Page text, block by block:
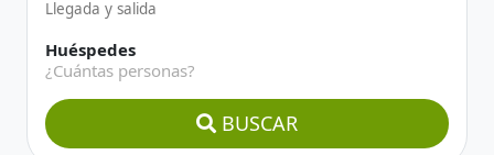
Huéspedes
¿Cuántas personas?
BUSCAR